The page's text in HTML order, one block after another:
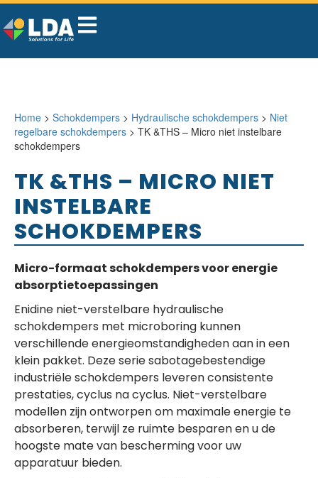
Home > Schokdempers > Hydraulische schokdempers > Niet
regelbare schokdempers > TK &THS – Micro niet instelbare
schokdempers
TK &THS – MICRO NIET
INSTELBARE
SCHOKDEMPERS
Micro-formaat schokdempers voor energie
absorptietoepassingen
Enidine niet-verstelbare hydraulische
schokdempers met microboring kunnen
verschillende energieomstandigheden aan in een
klein pakket. Deze serie sabotagebestendige
industriële schokdempers leveren consistente
prestaties, cyclus na cyclus. Niet-verstelbare
modellen zijn ontworpen om maximale energie te
absorberen, terwijl ze ruimte besparen en u de
hoogste mate van bescherming voor uw
apparatuur bieden.